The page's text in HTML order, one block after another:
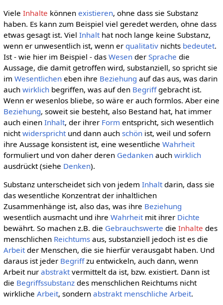
Viele Inhalte können existieren, ohne dass sie Substanz
haben. Es kann zum Beispiel viel geredet werden, ohne dass
etwas gesagt ist. Viel Inhalthat noch lange keine Substanz,
wenn er unwesentlich ist, wenn er qualitativnichts bedeutet.
Ist - wie hier im Beispiel - das Wesender Sprache die
Aussage, die damit getroffen wird, substanziell, so spricht sie
im Wesentlicheneben ihre Beziehung auf das aus, was darin
auch wirklichbegriffen, was auf den Begriffgebracht ist.
Wenn er wesenlos bliebe, so wäre er auch formlos. Aber eine
Beziehung, soweit sie besteht, also Bestand hat, hat immer
auch einen Inhalt, der ihrer Form entspricht, sich wesentlich
nichtwidersprichtund dann auch schönist, weil und sofern
ihre Aussage konsistent ist, eine wesentliche Wahrheit
formuliert und von daher deren Gedankenauch wirklich
ausdrückt (siehe Denken).
Substanz unterscheidet sich von jedem Inhaltdarin, dass sie
das wesentliche Konzentrat der inhaltlichen
Zusammenhänge ist, also das, was ihre Beziehung
wesentlich ausmacht und ihre Wahrheitmit ihrer Dichte
bewährt. So machen z.B. die Gebrauchswerte die Inhalte des
menschlichen Reichtumsaus, substanziell jedoch ist es die
Arbeitder Menschen, die sie hierfür verausgabt haben. Und
daraus ist jeder Begriffzu entwickeln, auch dann, wenn
Arbeit nur abstraktvermittelt da ist, bzw. existiert. Dann ist
die Begriffssubstanzdes menschlichen Reichtums nicht
wirkliche Arbeit, sondern abstrakt menschliche Arbeit.